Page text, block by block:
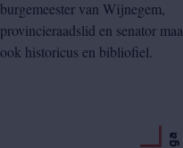
burgemeester van Wijnegem,
provincieraadslid en senator
ook historicus en bibliofiel.
g
a
v
e
r
d
e